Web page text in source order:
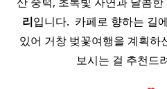
리입니다. ​ 카페로 향하는 길
있어 거창 벚꽃여행을 계획하
보시는 걸 추천드